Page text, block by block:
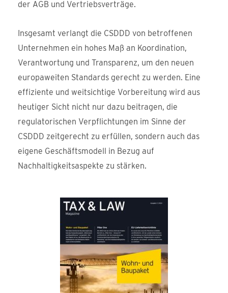
der AGB und Vertriebsverträge.
Insgesamt verlangt die CSDDD von betroffenen
Unternehmen ein hohes Maß an Koordination,
Verantwortung und Transparenz, um den neuen
europaweiten Standards gerecht zu werden. Eine
effiziente und weitsichtige Vorbereitung wird aus
heutiger Sicht nicht nur dazu beitragen, die
regulatorischen Verpflichtungen im Sinne der
CSDDD zeitgerecht zu erfüllen, sondern auch das
eigene Geschäftsmodell in Bezug auf
Nachhaltigkeitsaspekte zu stärken.